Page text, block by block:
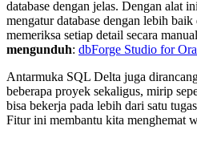
database dengan jelas. Dengan alat
mengatur database dengan lebih baik
memeriksa setiap detail secara
mengunduh: dbForge Studio for
Antarmuka SQL Delta juga
beberapa proyek sekaligus, mirip
bisa bekerja pada lebih dari satu
Fitur ini membantu kita menghemat